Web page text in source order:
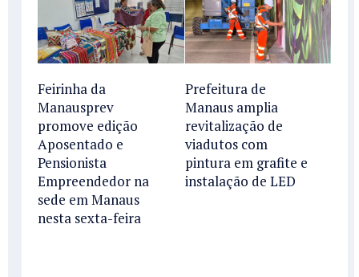
Feirinha da
Manausprev
promove edição
Aposentado e
Pensionista
Empreendedor na
sede em Manaus
nesta sexta-feira
Prefeitura de
Manaus amplia
revitalização de
viadutos com
pintura em grafite e
instalação de LED